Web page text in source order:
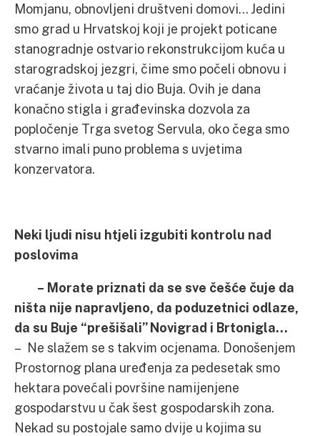
Momjanu, obnovljeni društveni domovi… Jedini
smo grad u Hrvatskoj koji je projekt poticane
stanogradnje ostvario rekonstrukcijom kuća u
starogradskoj jezgri, čime smo počeli obnovu i
vraćanje života u taj dio Buja. Ovih je dana
konačno stigla i građevinska dozvola za
popločenje Trga svetog Servula, oko čega smo
stvarno imali puno problema s uvjetima
konzervatora.
Neki ljudi nisu htjeli izgubiti kontrolu nad
poslovima
– Morate priznati da se sve češće čuje da
ništa nije napravljeno, da poduzetnici odlaze,
da su Buje “prešišali” Novigrad i Brtonigla…
– Ne slažem se s takvim ocjenama. Donošenjem
Prostornog plana uređenja za pedesetak smo
hektara povećali površine namijenjene
gospodarstvu u čak šest gospodarskih zona.
Nekad su postojale samo dvije u kojima su